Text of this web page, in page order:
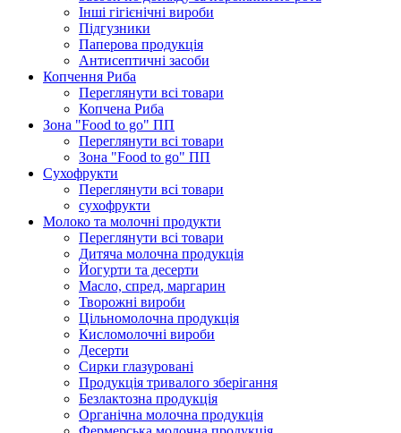
Інші гігієнічні вироби
Підгузники
Паперова продукція
Антисептичні засоби
Копчення Риба
Переглянути всі товари
Копчена Риба
Зона "Food to go" ПП
Переглянути всі товари
Зона "Food to go" ПП
Сухофрукти
Переглянути всі товари
сухофрукти
Молоко та молочні продукти
Переглянути всі товари
Дитяча молочна продукція
Йогурти та десерти
Масло, спред, маргарин
Творожні вироби
Цільномолочна продукція
Кисломолочні вироби
Десерти
Сирки глазуровані
Продукція тривалого зберігання
Безлактозна продукція
Органічна молочна продукція